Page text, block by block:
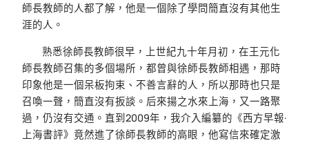
師長教師的人都了解，他是一個除了學問簡直沒有其他生
涯的人。
熟悉徐師長教師很早，上世紀九十年月初，在王元化
師長教師召集的多個場所，都曾與徐師長教師相遇，那時
印象他是一個呆板拘束、不善言辭的人，所以那時也只是
召喚一聲，簡直沒有扳談。后來揚之水來上海，又一路聚
過，仍沒有交通。直到2009年，我介入編纂的《西方早報·
上海書評》竟然進了徐師長教師的高眼，他寫信來確定激